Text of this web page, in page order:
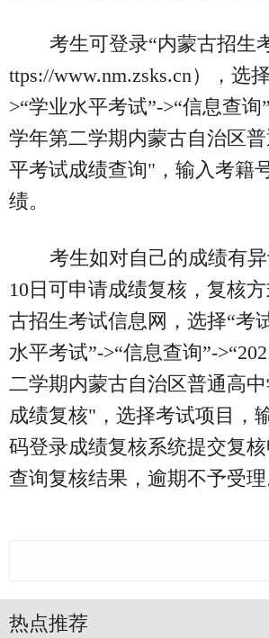
考生可登录“内蒙古招生
ttps://www.nm.zsks.cn），选
>“学业水平考试”->“信息查询
学年第二学期内蒙古自治区
平考试成绩查询"，输入考籍
绩。
考生如对自己的成绩有
10日可申请成绩复核，复核
古招生考试信息网，选择“考
水平考试”->“信息查询”-
二学期内蒙古自治区普通高
成绩复核"，选择考试项目，
码登录成绩复核系统提交复
查询复核结果，逾期不予受理
热点推荐